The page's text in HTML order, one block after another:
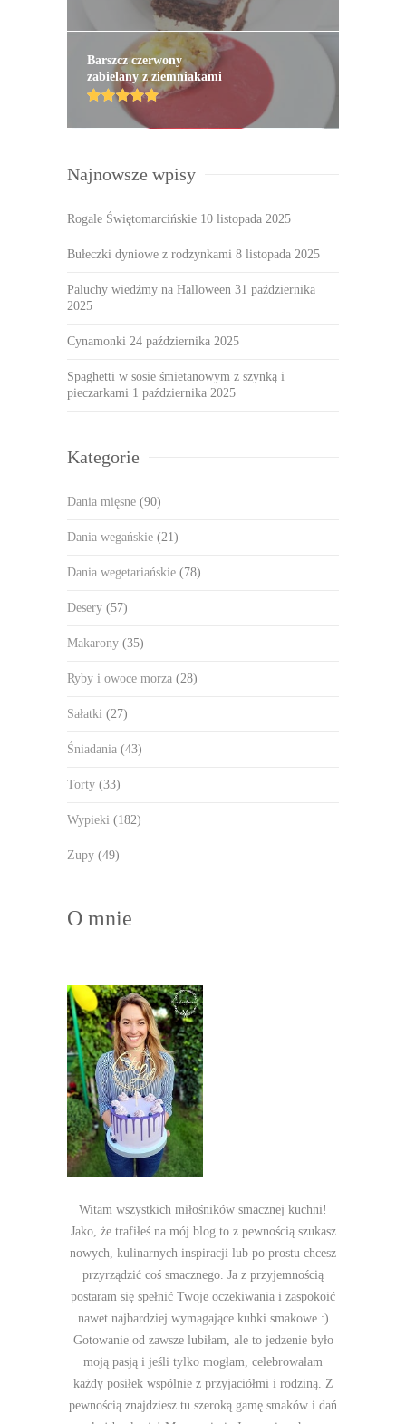
Barszcz czerwony
zabielany z ziemniakami
Najnowsze wpisy
Rogale Świętomarcińskie 10 listopada 2025
Bułeczki dyniowe z rodzynkami 8 listopada 2025
Paluchy wiedźmy na Halloween 31 października
2025
Cynamonki 24 października 2025
Spaghetti w sosie śmietanowym z szynką i
pieczarkami 1 października 2025
Kategorie
Dania mięsne (90)
Dania wegańskie (21)
Dania wegetariańskie (78)
Desery (57)
Makarony (35)
Ryby i owoce morza (28)
Sałatki (27)
Śniadania (43)
Torty (33)
Wypieki (182)
Zupy (49)
O mnie
Witam wszystkich miłośników smacznej kuchni!
Jako, że trafiłeś na mój blog to z pewnością szukasz
nowych, kulinarnych inspiracji lub po prostu chcesz
przyrządzić coś smacznego. Ja z przyjemnością
postaram się spełnić Twoje oczekiwania i zaspokoić
nawet najbardziej wymagające kubki smakowe :)
Gotowanie od zawsze lubiłam, ale to jedzenie było
moją pasją i jeśli tylko mogłam, celebrowałam
każdy posiłek wspólnie z przyjaciółmi i rodziną. Z
pewnością znajdziesz tu szeroką gamę smaków i dań